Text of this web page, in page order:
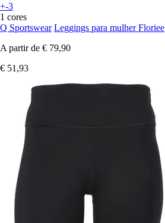
+-3
1 cores
Q Sportswear Leggings para mulher Floriee
A partir de € 79,90
€ 51,93